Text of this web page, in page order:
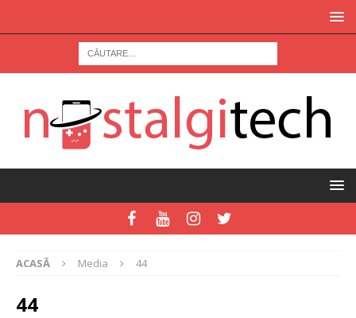
ACASĂ Media 44
44